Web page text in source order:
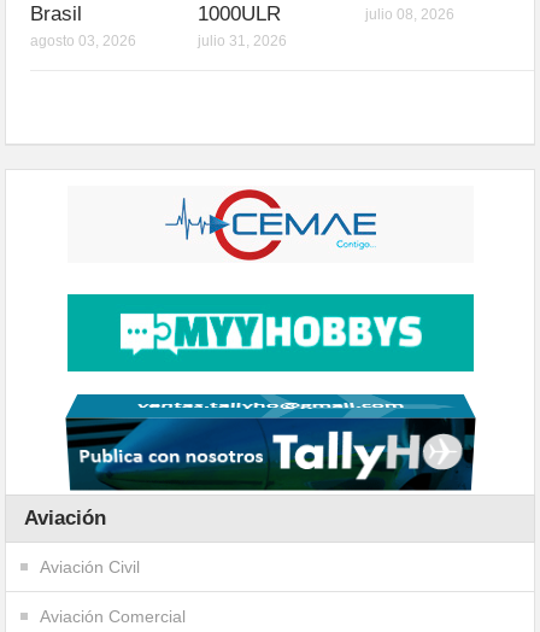
Brasil
agosto 03, 2026
1000ULR
julio 31, 2026
julio 08, 2026
Aviación
Aviación Civil
Aviación Comercial